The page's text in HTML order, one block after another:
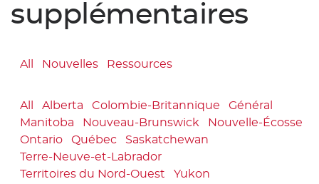
supplémentaires
All Nouvelles Ressources
All Alberta Colombie-Britannique
Général
Manitoba
Nouveau-Brunswick
Nouvelle-Écosse
Ontario
Québec
Saskatchewan
Terre-Neuve-et-Labrador
Territoires du Nord-Ouest
Yukon